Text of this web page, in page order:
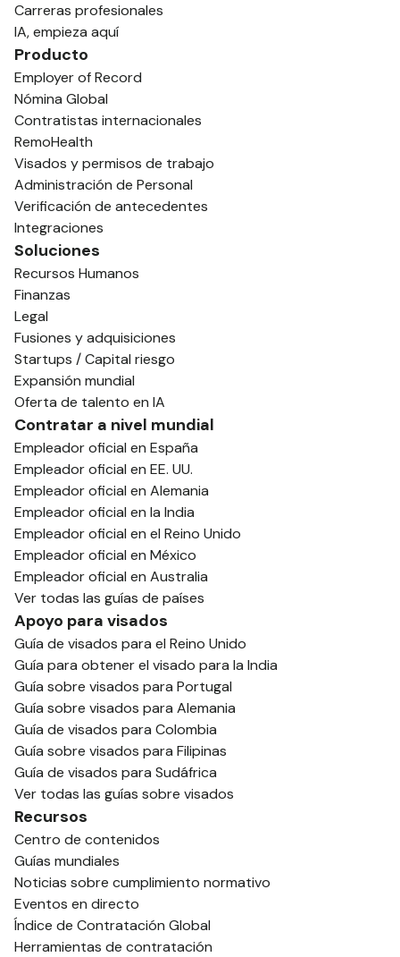
Carreras profesionales
IA, empieza aquí
Producto
Employer of Record
Nómina Global
Contratistas internacionales
RemoHealth
Visados y permisos de trabajo
Administración de Personal
Verificación de antecedentes
Integraciones
Soluciones
Recursos Humanos
Finanzas
Legal
Fusiones y adquisiciones
Startups / Capital riesgo
Expansión mundial
Oferta de talento en IA
Contratar a nivel mundial
Empleador oficial en España
Empleador oficial en EE. UU.
Empleador oficial en Alemania
Empleador oficial en la India
Empleador oficial en el Reino Unido
Empleador oficial en México
Empleador oficial en Australia
Ver todas las guías de países
Apoyo para visados
Guía de visados para el Reino Unido
Guía para obtener el visado para la India
Guía sobre visados para Portugal
Guía sobre visados para Alemania
Guía de visados para Colombia
Guía sobre visados para Filipinas
Guía de visados para Sudáfrica
Ver todas las guías sobre visados
Recursos
Centro de contenidos
Guías mundiales
Noticias sobre cumplimiento normativo
Eventos en directo
Índice de Contratación Global
Herramientas de contratación